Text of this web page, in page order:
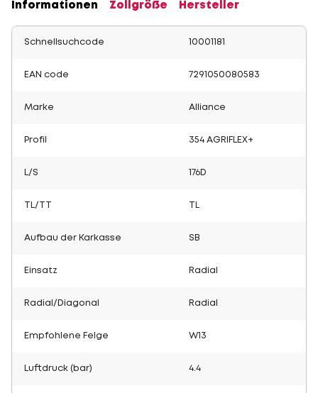
Informationen Zollgröße Hersteller
Schnellsuchcode 10001181
EAN code 7291050080583
Marke Alliance
Profil 354 AGRIFLEX+
L/S 176D
TL/TT
Aufbau der Karkasse SB
Einsatz Radial
Radial/Diagonal Radial
Empfohlene Felge W13
Luftdruck (bar) 4.4